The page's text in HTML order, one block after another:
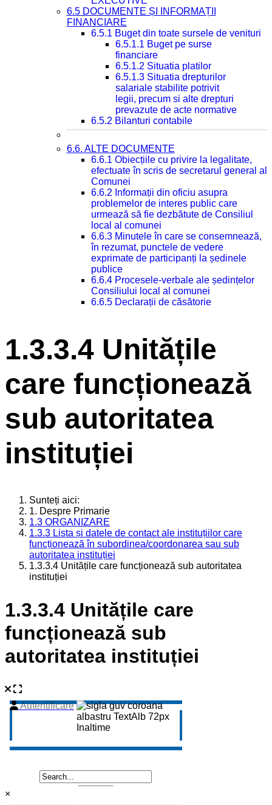
6.5 DOCUMENTE ȘI INFORMAȚII
FINANCIARE
6.5.1 Buget din toate sursele de venituri
6.5.1.1 Buget pe surse
financiare
6.5.1.2 Situatia platilor
6.5.1.3 Situatia drepturilor
salariale stabilite potrivit
legii, precum si alte drepturi
prevazute de acte normative
6.5.2 Bilanturi contabile
6.6. ALTE DOCUMENTE
6.6.1 Obiecțiile cu privire la legalitate,
efectuate în scris de secretarul general al
Comunei
6.6.2 Informații din oficiu asupra
problemelor de interes public care
urmează să fie dezbătute de Consiliul
local al comunei
6.6.3 Minutele în care se consemnează,
în rezumat, punctele de vedere
exprimate de participanți la ședinele
publice
6.6.4 Procesele-verbale ale ședințelor
Consiliului local al comunei
6.6.5 Declarații de căsătorie
1.3.3.4 Unitățile
care funcționează
sub autoritatea
instituției
Sunteți aici:
1. Despre Primarie
1.3 ORGANIZARE
1.3.3 Lista și datele de contact ale instituțiilor care
funcționează în subordinea/coordonarea sau sub
autoritatea instituției
1.3.3.4 Unitățile care funcționează sub autoritatea
instituției
1.3.3.4 Unitățile care
funcționează sub
autoritatea instituției
×